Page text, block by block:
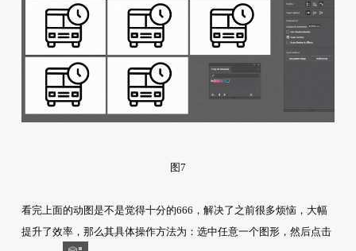
图7
看完上面的动图是不是觉得十分的666，解决了之前很多烦恼，大幅
提升了效率，那么其具体操作方法为：选中任意一个图形，然后点击